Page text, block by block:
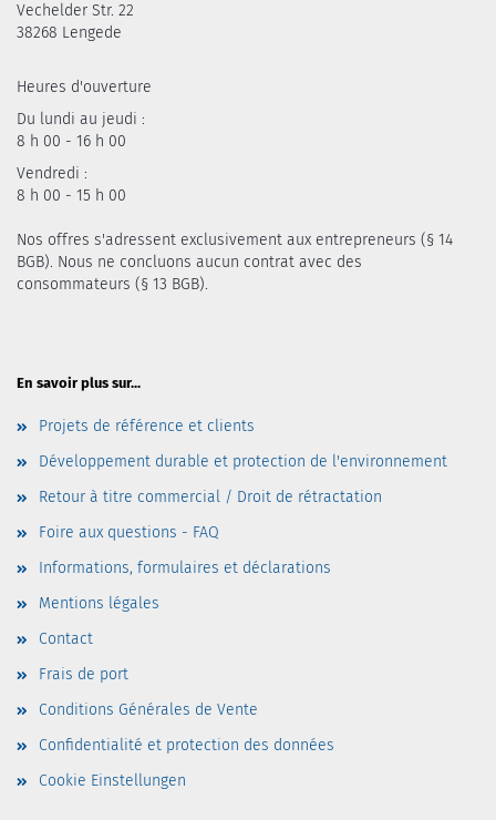
Vechelder Str. 22
38268 Lengede
Heures d'ouverture
Du lundi au jeudi :
8 h 00 - 16 h 00
Vendredi :
8 h 00 - 15 h 00
Nos offres s'adressent exclusivement aux entrepreneurs (§ 14
BGB). Nous ne concluons aucun contrat avec des
consommateurs (§ 13 BGB).
En savoir plus sur...
Projets de référence et clients
Développement durable et protection de l'environnement
Retour à titre commercial / Droit de rétractation
Foire aux questions - FAQ
Informations, formulaires et déclarations
Mentions légales
Contact
Frais de port
Conditions Générales de Vente
Confidentialité et protection des données
Cookie Einstellungen